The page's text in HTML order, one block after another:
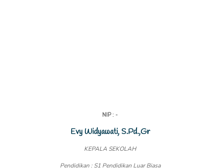
NIP : -
Evy Widyawati, S.Pd.,Gr
KEPALA SEKOLAH
Pendidikan : S1 Pendidikan Luar Biasa